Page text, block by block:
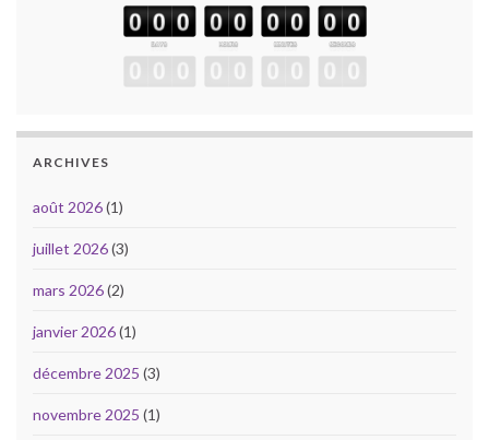
ARCHIVES
août 2026(1)
juillet 2026(3)
mars 2026(2)
janvier 2026(1)
décembre 2025 (3)
novembre 2025 (1)